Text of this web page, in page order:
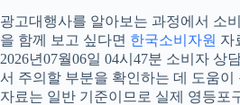
광고대행사를 알아보는 과정에서 소
을 함께 보고 싶다면 한국소비자원 자
2026년07월06일 04시47분 소비자 상
서 주의할 부분을 확인하는 데 도움이
자료는 일반 기준이므로 실제 영등포